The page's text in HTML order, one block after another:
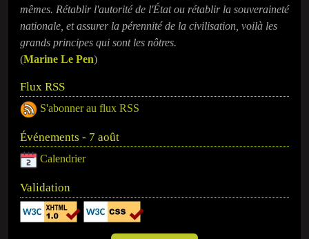
mêmes. Rétablir l'autorité de l'État ou rétablir la souveraineté
nationale, et assurer la pérennité de la civilisation, voilà les
grands principes qui sont les nôtres.
(Marine Le Pen)
Flux RSS
S'abonner au flux RSS
Événements - 7 août
Calendrier
Validation